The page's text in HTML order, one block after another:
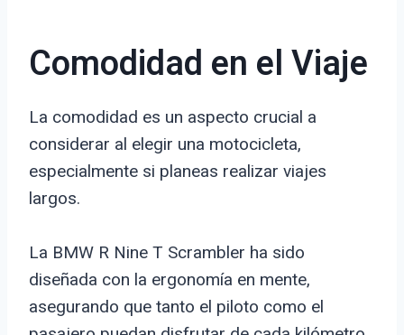
Comodidad en el Viaje
La comodidad es un aspecto crucial a
considerar al elegir una motocicleta,
especialmente si planeas realizar viajes
largos.
La BMW R Nine T Scrambler ha sido
diseñada con la ergonomía en mente,
asegurando que tanto el piloto como el